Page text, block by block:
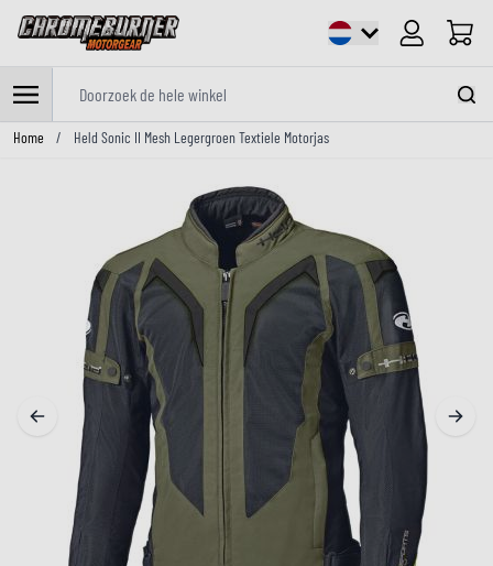
Cart
Ga naar de inhoud
Home / Held Sonic II Mesh Legergroen Textiele Motorjas